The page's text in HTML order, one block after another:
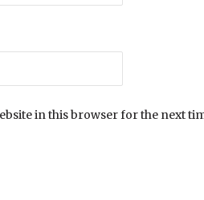
in this browser for the next